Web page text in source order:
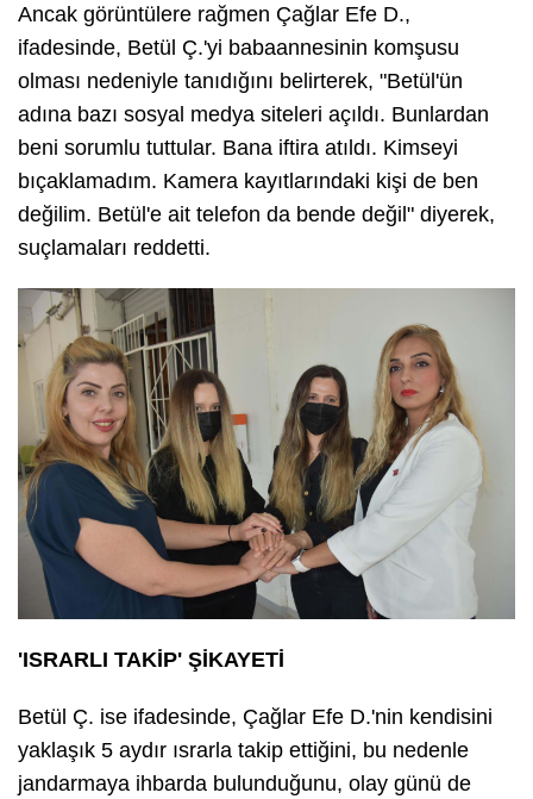
Ancak görüntülere rağmen Çağlar Efe D.,
ifadesinde, Betül Ç.'yi babaannesinin komşusu
olması nedeniyle tanıdığını belirterek, "Betül'ün
adına bazı sosyal medya siteleri açıldı. Bunlardan
beni sorumlu tuttular. Bana iftira atıldı. Kimseyi
bıçaklamadım. Kamera kayıtlarındaki kişi de ben
değilim. Betül'e ait telefon da bende değil" diyerek,
suçlamaları reddetti.
'ISRARLI TAKİP' ŞİKAYETİ
Betül Ç. ise ifadesinde, Çağlar Efe D.'nin kendisini
yaklaşık 5 aydır ısrarla takip ettiğini, bu nedenle
jandarmaya ihbarda bulunduğunu, olay günü de